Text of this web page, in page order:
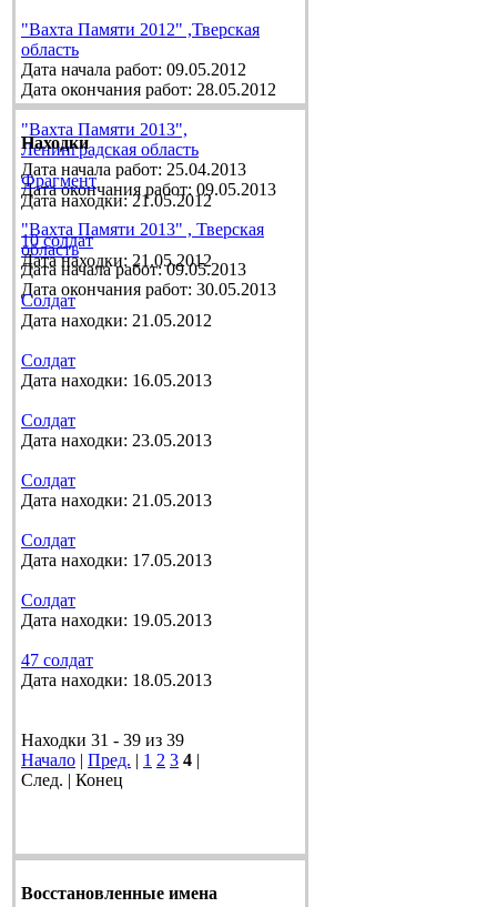
"Вахта Памяти 2012" ,Тверская
область
Дата начала работ: 09.05.2012
Дата окончания работ: 28.05.2012
"Вахта Памяти 2013",
Ленинградская область
Дата начала работ: 25.04.2013
Дата окончания работ: 09.05.2013
"Вахта Памяти 2013" , Тверская
область
Дата начала работ: 09.05.2013
Дата окончания работ: 30.05.2013
Находки
Фрагмент
Дата находки: 21.05.2012
10 солдат
Дата находки: 21.05.2012
Солдат
Дата находки: 21.05.2012
Солдат
Дата находки: 16.05.2013
Солдат
Дата находки: 23.05.2013
Солдат
Дата находки: 21.05.2013
Солдат
Дата находки: 17.05.2013
Солдат
Дата находки: 19.05.2013
47 солдат
Дата находки: 18.05.2013
Находки 31 - 39 из 39
Начало | Пред. | 1 2 3 4 |
След. | Конец
Восстановленные имена